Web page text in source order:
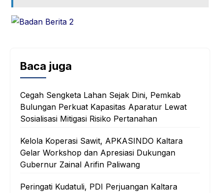
Baca juga
Cegah Sengketa Lahan Sejak Dini, Pemkab
Bulungan Perkuat Kapasitas Aparatur Lewat
Sosialisasi Mitigasi Risiko Pertanahan
Kelola Koperasi Sawit, APKASINDO Kaltara
Gelar Workshop dan Apresiasi Dukungan
Gubernur Zainal Arifin Paliwang
Peringati Kudatuli, PDI Perjuangan Kaltara